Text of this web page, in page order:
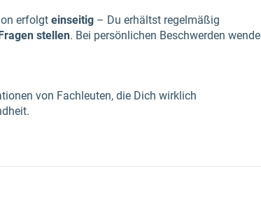
erfolgt einseitig – Du erhältst regelmäßig
stellen. Bei persönlichen Beschwerden wende
von Fachleuten, die Dich wirklich